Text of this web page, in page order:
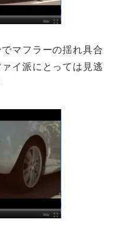
マフラーの揺れ具合
イ派にとっては見逃